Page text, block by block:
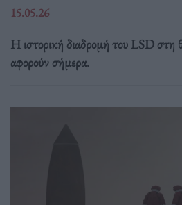
15.05.26
Η ιστορική διαδρομή του LSD στη
αφορούν σήμερα.